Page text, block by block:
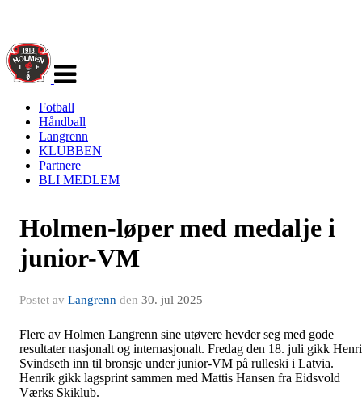
navigasjon
Fotball
Håndball
Langrenn
KLUBBEN
Partnere
BLI MEDLEM
Holmen-løper med medalje i
junior-VM
Postet av Langrenn den 30. jul 2025
Flere av Holmen Langrenn sine utøvere hevder seg med gode
resultater nasjonalt og internasjonalt. Fredag den 18. juli gikk
Svindseth inn til bronsje under junior-VM på rulleski i Latvia.
Henrik gikk lagsprint sammen med Mattis Hansen fra Eidsvold
Værks Skiklub.